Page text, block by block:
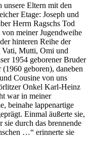
Eltern mit den
Etage: Joseph und
Herrn Ragschs Tod
meiner Jugendweihe
hinteren Reihe der
Vati, Mutti, Omi und
1954 geborener Bruder
geboren), daneben
Cousine von uns
Onkel Karl-Heinz
war in meiner
beinahe lappenartige
Einmal äußerte sie,
sie durch das brennende
…
erinnerte sie